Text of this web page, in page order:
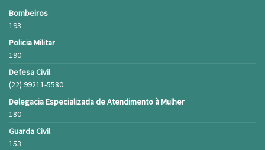
Bombeiros
193
Policia Militar
190
Defesa Civil
(22) 99211-5580
Delegacia Especializada de Atendimento à Mulher
180
Guarda Civil
153